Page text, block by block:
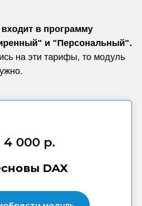
в программу
и "Персональный".
на эти тарифы, то модуль
4 000 р.
DAX